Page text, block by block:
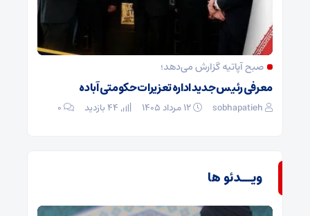
صبح آپاتیه گزارش می‌دهد؛
معرفی رئیس جدید اداره تعزیرات حکومتی آباده
sobhapatieh ۰
ویــدئو ها